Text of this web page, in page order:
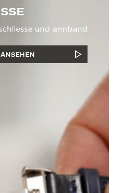
und armband